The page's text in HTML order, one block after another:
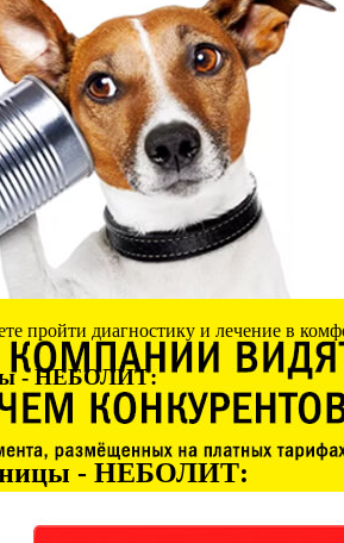
пройти диагностику и лечение в
- НЕБОЛИТ:
- НЕБОЛИТ: